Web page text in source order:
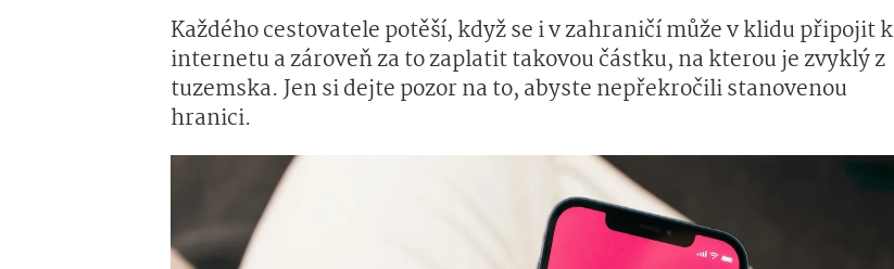
Každého cestovatele potěší, když se i v zahraničí může v klidu připojit k
internetu a zároveň za to zaplatit takovou částku, na kterou je zvyklý z
tuzemska. Jen si dejte pozor na to, abyste nepřekročili stanovenou
hranici.